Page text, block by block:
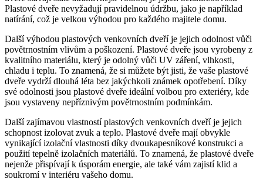
Plastové dveře nevyžadují pravidelnou údržbu, jako je například
natírání, což je velkou výhodou pro každého majitele domu.
Další výhodou plastových venkovních dveří je jejich odolnost vůči
povětrnostním vlivům a poškození. Plastové dveře jsou vyrobeny z
kvalitního materiálu, který je odolný vůči UV záření, vlhkosti,
chladu i teplu. To znamená, že si můžete být jisti, že vaše plastové
dveře vydrží dlouhá léta bez jakýchkoli známek opotřebení. Díky
své odolnosti jsou plastové dveře ideální volbou pro exteriéry, kde
jsou vystaveny nepříznivým povětrnostním podmínkám.
Další zajímavou vlastností plastových venkovních dveří je jejich
schopnost izolovat zvuk a teplo. Plastové dveře mají obvykle
vynikající izolační vlastnosti díky dvoukapesníkové konstrukci a
použití tepelně izolačních materiálů. To znamená, že plastové dveře
nejenže přispívají k úsporám energie, ale také vám zajistí klid a
soukromí v interiéru vašeho domu.